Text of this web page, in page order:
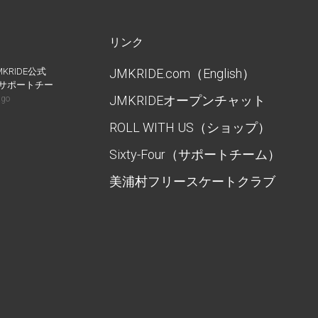
公式
ポートチー
リンク
JMKRIDE.com（English）
JMKRIDEオープンチャット
ROLL WITH US（ショップ）
Sixty-Four（サポートチーム）
美浦村フリースケートクラブ